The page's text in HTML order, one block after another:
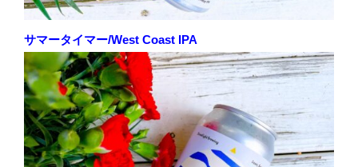
サマータイマー/West Coast IPA